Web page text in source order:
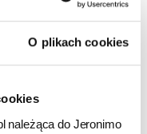
O plikach cookies
należąca do Jeronimo
DO KOSZYKA